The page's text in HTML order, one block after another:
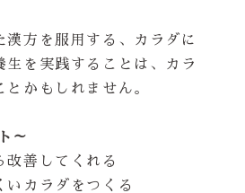
漢方を服用する、カラダに
生を実践することは、カラ
とかもしれません。
～
改善してくれる
いカラダをつくる